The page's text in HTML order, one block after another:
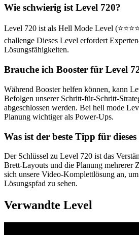
Wie schwierig ist Level 720?
Level 720 ist als Hell Mode Level
challenge Dieses Level erfordert
Lösungsfähigkeiten.
Brauche ich Booster für Level
Während Booster helfen können, kann
Befolgen unserer Schritt-für-Schritt-
abgeschlossen werden. Bei hell mode
Planung wichtiger als Power-Ups.
Was ist der beste Tipp für dieses
Der Schlüssel zu Level 720 ist das
Brett-Layouts und die Planung mehrerer
sich unsere Video-Komplettlösung an,
Lösungspfad zu sehen.
Verwandte Level